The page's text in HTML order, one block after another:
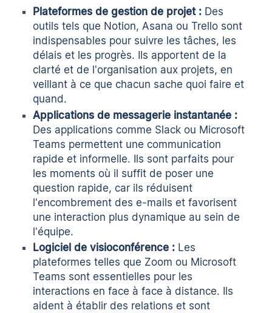
Plateformes de gestion de projet : Des
outils tels que Notion, Asana ou Trello sont
indispensables pour suivre les tâches, les
délais et les progrès. Ils apportent de la
clarté et de l'organisation aux projets, en
veillant à ce que chacun sache quoi faire et
quand.
Applications de messagerie instantanée :
Des applications comme Slack ou Microsoft
Teams permettent une communication
rapide et informelle. Ils sont parfaits pour
les moments où il suffit de poser une
question rapide, car ils réduisent
l'encombrement des e-mails et favorisent
une interaction plus dynamique au sein de
l'équipe.
Logiciel de visioconférence : Les
plateformes telles que Zoom ou Microsoft
Teams sont essentielles pour les
interactions en face à face à distance. Ils
aident à établir des relations et sont